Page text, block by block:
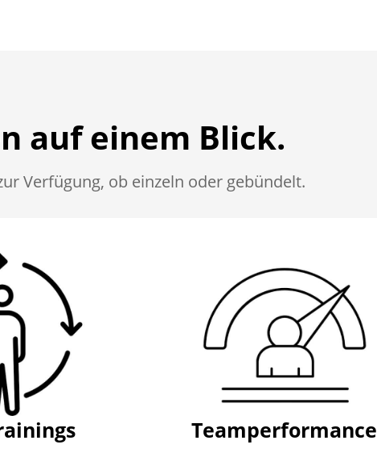
auf einem Blick.
Verfügung, ob einzeln oder gebündelt.
Teamperformance